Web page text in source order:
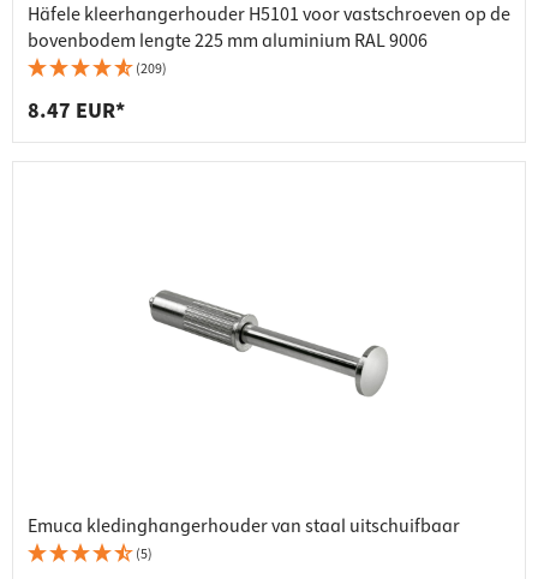
Häfele kleerhangerhouder H5101 voor vastschroeven op de
bovenbodem lengte 225 mm aluminium RAL 9006
(209)
8.47 EUR*
Emuca kledinghangerhouder van staal uitschuifbaar
(5)